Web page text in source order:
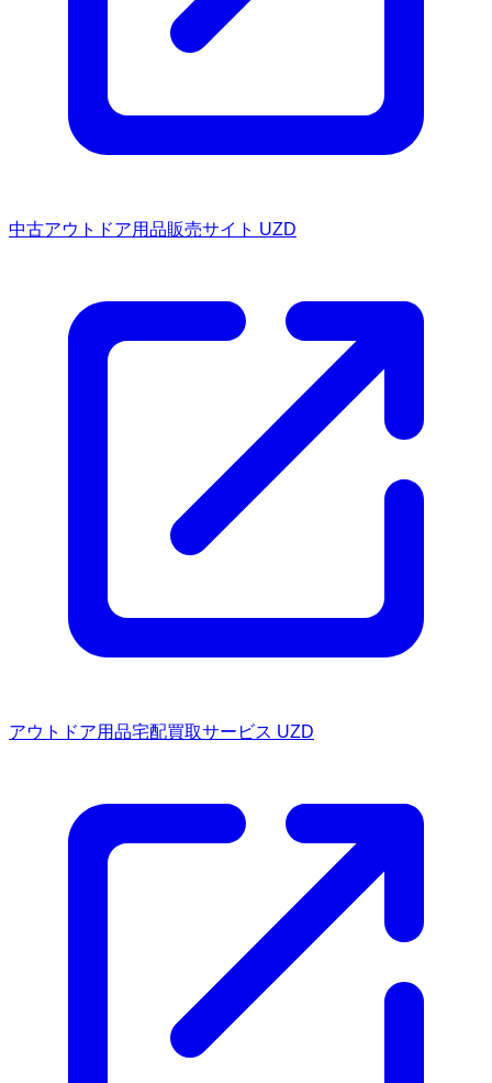
中古アウトドア用品販売サイト UZD
アウトドア用品宅配買取サービス UZD